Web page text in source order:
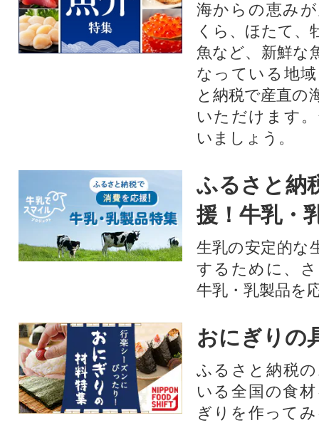
海からの恵み
くら、ほたて、
魚など、新鮮な
なっている地
と納税で産直の
いただけます
いましょう。
ふるさと納
援！牛乳・
生乳の安定的な
するために、
牛乳・乳製品を
おにぎりの
ふるさと納税
いる全国の食
ぎりを作って